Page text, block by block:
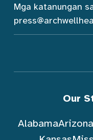
Mga katanungan
Our
Alabama